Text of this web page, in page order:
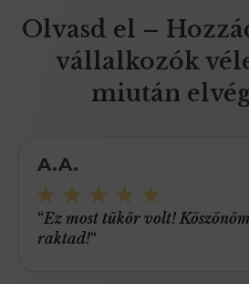
Olvasd el –
vállalkozók
miután
A.A.
“Ez most tükör volt!
raktad!“